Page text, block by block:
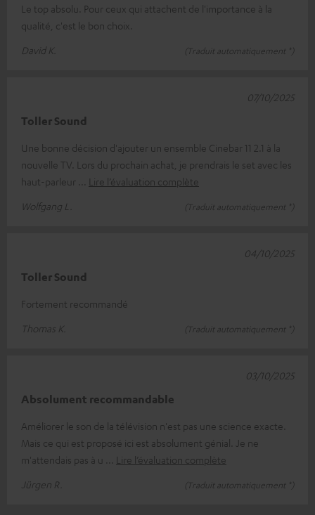
Le top absolu. Pour ceux qui attachent de l'importance à la
qualité, c'est le bon choix.
David K.
(Traduit automatiquement *)
Toller Sound
Une bonne décision d'ajouter un ensemble Cinebar 11 2.1 à la
nouvelle TV. Lors du prochain achat, je prendrais le set avec les
haut-parleur
Lire l’évaluation complète
Wolfgang L.
(Traduit automatiquement *)
07/10/2025
Toller Sound
Fortement recommandé
Thomas K.
(Traduit automatiquement *)
04/10/2025
Absolument recommandable
Améliorer le son de la télévision n'est pas une science exacte.
Mais ce qui est proposé ici est absolument génial. Je ne
m'attendais pas à u
Lire l’évaluation complète
Jürgen R.
(Traduit automatiquement *)
03/10/2025